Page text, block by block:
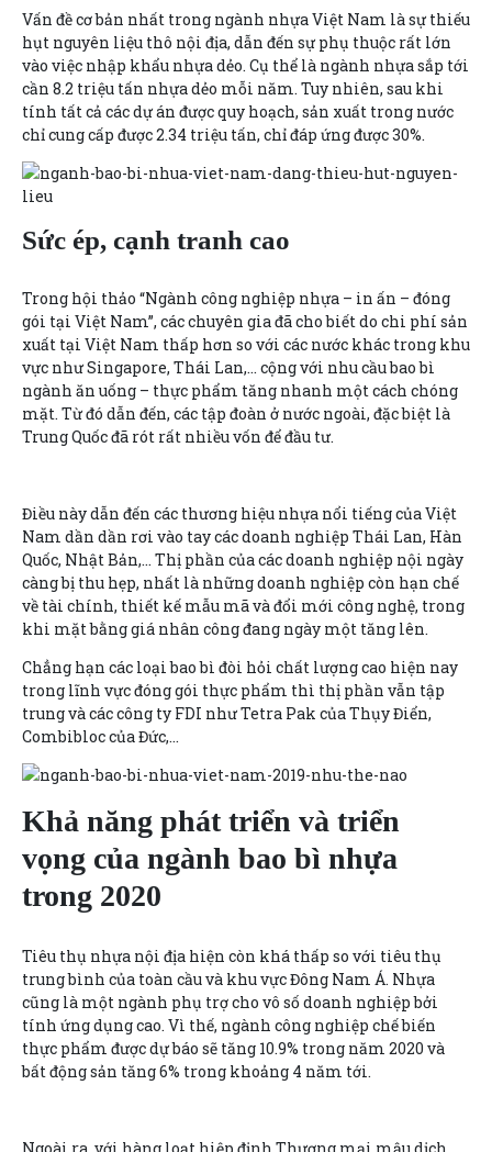
Vấn đề cơ bản nhất trong ngành nhựa Việt Nam là sự thiếu
hụt nguyên liệu thô nội địa, dẫn đến sự phụ thuộc rất lớn
vào việc nhập khẩu nhựa dẻo. Cụ thể là ngành nhựa sắp tới
cần 8.2 triệu tấn nhựa dẻo mỗi năm. Tuy nhiên, sau khi
tính tất cả các dự án được quy hoạch, sản xuất trong nước
chỉ cung cấp được 2.34 triệu tấn, chỉ đáp ứng được 30%.
Sức ép, cạnh tranh cao
Trong hội thảo “Ngành công nghiệp nhựa – in ấn – đóng
gói tại Việt Nam”, các chuyên gia đã cho biết do chi phí sản
xuất tại Việt Nam thấp hơn so với các nước khác trong khu
vực như Singapore, Thái Lan,… cộng với nhu cầu bao bì
ngành ăn uống – thực phẩm tăng nhanh một cách chóng
mặt. Từ đó dẫn đến, các tập đoàn ở nước ngoài, đặc biệt là
Trung Quốc đã rót rất nhiều vốn để đầu tư.
Điều này dẫn đến các thương hiệu nhựa nổi tiếng của Việt
Nam dần dần rơi vào tay các doanh nghiệp Thái Lan, Hàn
Quốc, Nhật Bản,… Thị phần của các doanh nghiệp nội ngày
càng bị thu hẹp, nhất là những doanh nghiệp còn hạn chế
về tài chính, thiết kế mẫu mã và đổi mới công nghệ, trong
khi mặt bằng giá nhân công đang ngày một tăng lên.
Chẳng hạn các loại bao bì đòi hỏi chất lượng cao hiện nay
trong lĩnh vực đóng gói thực phẩm thì thị phần vẫn tập
trung và các công ty FDI như Tetra Pak của Thụy Điển,
Combibloc của Đức,…
Khả năng phát triển và triển
vọng của ngành bao bì nhựa
trong 2020
Tiêu thụ nhựa nội địa hiện còn khá thấp so với tiêu thụ
trung bình của toàn cầu và khu vực Đông Nam Á. Nhựa
cũng là một ngành phụ trợ cho vô số doanh nghiệp bởi
tính ứng dụng cao. Vì thế, ngành công nghiệp chế biến
thực phẩm được dự báo sẽ tăng 10.9% trong năm 2020 và
bất động sản tăng 6% trong khoảng 4 năm tới.
Ngoài ra, với hàng loạt hiệp định Thương mại mậu dịch